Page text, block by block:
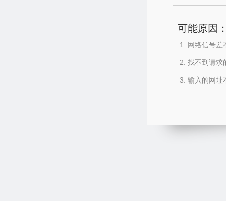
可能原因
网络信号差
找不到请求
输入的网址